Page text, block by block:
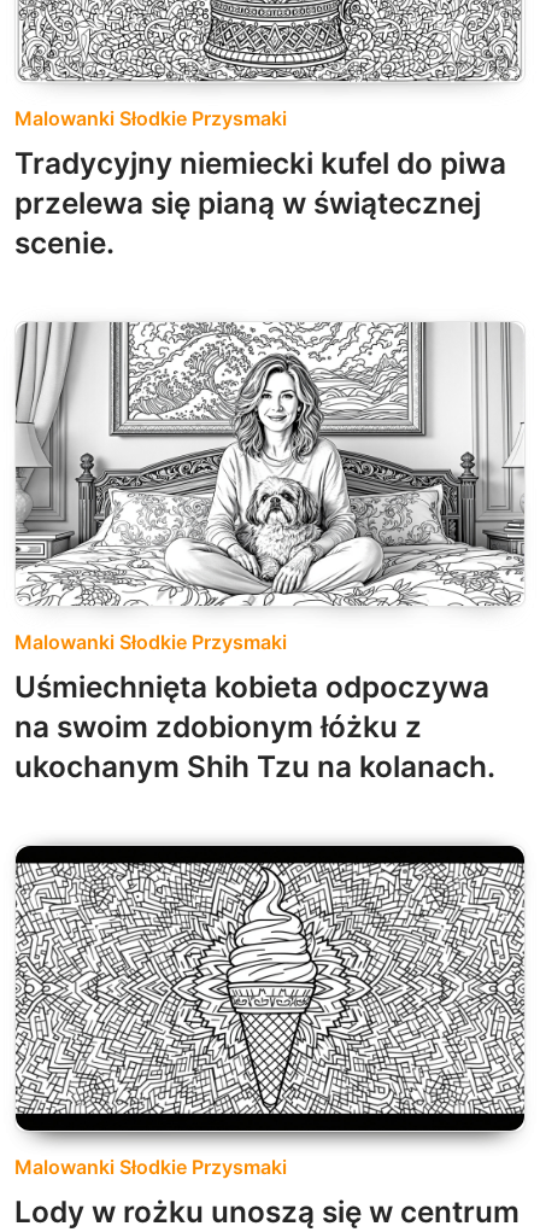
Malowanki Słodkie Przysmaki
Tradycyjny niemiecki kufel do piwa
przelewa się pianą w świątecznej
scenie.
Malowanki Słodkie Przysmaki
Uśmiechnięta kobieta odpoczywa
na swoim zdobionym łóżku z
ukochanym Shih Tzu na kolanach.
Malowanki Słodkie Przysmaki
Lody w rożku unoszą się w centrum